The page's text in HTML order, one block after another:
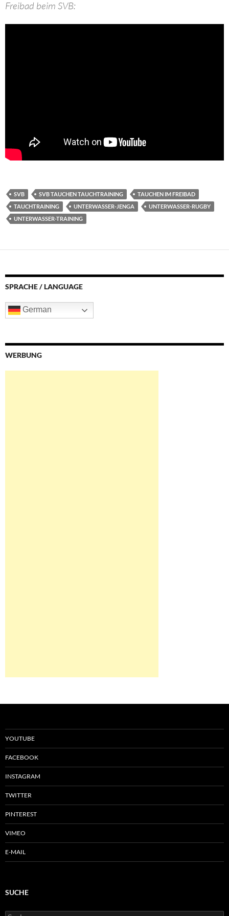
Freibad beim SVB:
SVB SVB TAUCHEN TAUCHTRAINING
TAUCHEN IM FREIBAD
TAUCHTRAINING
UNTERWASSER-JENGA
UNTERWASSER-RUGBY
UNTERWASSER-TRAINING
SPRACHE / LANGUAGE
German
WERBUNG
YOUTUBE
FACEBOOK
INSTAGRAM
TWITTER
PINTEREST
VIMEO
E-MAIL
SUCHE